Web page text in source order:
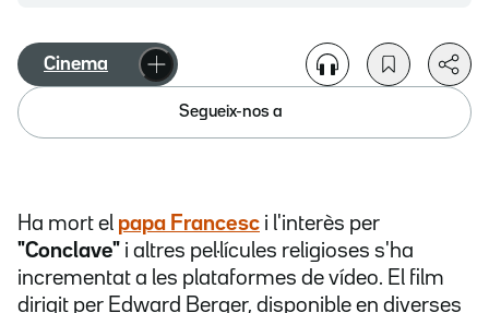
Cinema
Segueix-nos a
Ha mort el papa Francesc i l'interès per
"Conclave" i altres pel·lícules religioses s'ha
incrementat a les plataformes de vídeo. El film
dirigit per Edward Berger, disponible en diverses